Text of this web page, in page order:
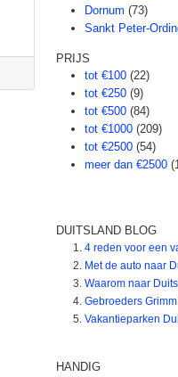
Dornum (73)
Sankt Peter-
PRIJS
tot €100 (22)
tot €250 (9)
tot €500 (84)
tot €1000 (209)
tot €2500 (54)
meer dan €2500
DUITSLAND BLOG
4 reden voor een
Met de auto naar
Waarom naar
Gebroeders
Vakantieparken
HANDIG